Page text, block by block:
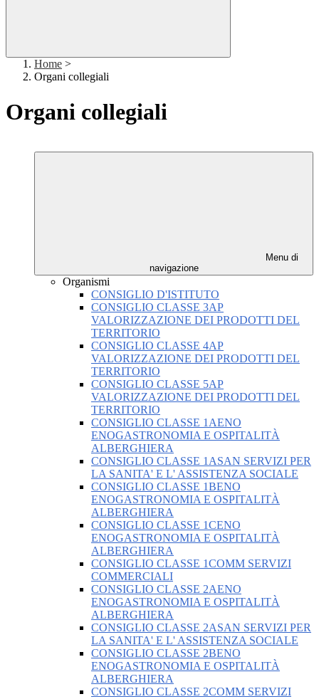
Home >
Organi collegiali
Organi collegiali
Menu di
navigazione
Organismi
CONSIGLIO D'ISTITUTO
CONSIGLIO CLASSE 3AP
VALORIZZAZIONE DEI PRODOTTI DEL
TERRITORIO
CONSIGLIO CLASSE 4AP
VALORIZZAZIONE DEI PRODOTTI DEL
TERRITORIO
CONSIGLIO CLASSE 5AP
VALORIZZAZIONE DEI PRODOTTI DEL
TERRITORIO
CONSIGLIO CLASSE 1AENO
ENOGASTRONOMIA E OSPITALITÀ
ALBERGHIERA
CONSIGLIO CLASSE 1ASAN SERVIZI PER
LA SANITA' E L' ASSISTENZA SOCIALE
CONSIGLIO CLASSE 1BENO
ENOGASTRONOMIA E OSPITALITÀ
ALBERGHIERA
CONSIGLIO CLASSE 1CENO
ENOGASTRONOMIA E OSPITALITÀ
ALBERGHIERA
CONSIGLIO CLASSE 1COMM SERVIZI
COMMERCIALI
CONSIGLIO CLASSE 2AENO
ENOGASTRONOMIA E OSPITALITÀ
ALBERGHIERA
CONSIGLIO CLASSE 2ASAN SERVIZI PER
LA SANITA' E L' ASSISTENZA SOCIALE
CONSIGLIO CLASSE 2BENO
ENOGASTRONOMIA E OSPITALITÀ
ALBERGHIERA
CONSIGLIO CLASSE 2COMM SERVIZI